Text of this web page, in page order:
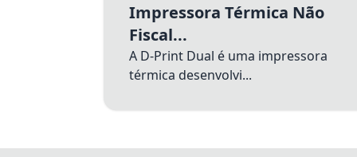
Impressora Térmica Não
Fiscal...
A D-Print Dual é uma impressora
térmica desenvolvi...